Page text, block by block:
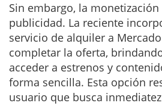
Sin embargo, la
publicidad. La reciente
servicio de alquiler a
completar la oferta,
acceder a estrenos y
forma sencilla. Esta opción
usuario que busca